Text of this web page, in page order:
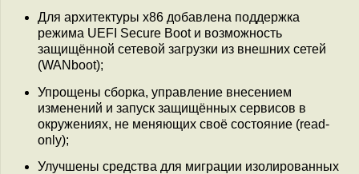
Для архитектуры x86 добавлена поддержка
режима UEFI Secure Boot и возможность
защищённой сетевой загрузки из внешних сетей
(WANboot);
Упрощены сборка, управление внесением
изменений и запуск защищённых сервисов в
окружениях, не меняющих своё состояние (read-
only);
Улучшены средства для миграции изолированных